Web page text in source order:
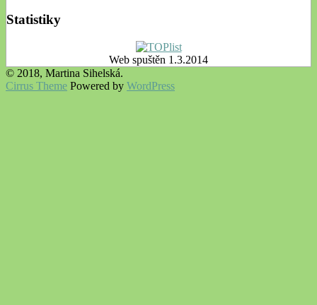
Statistiky
Web spuštěn 1.3.2014
© 2018, Martina Sihelská.
Cirrus Theme Powered by WordPress